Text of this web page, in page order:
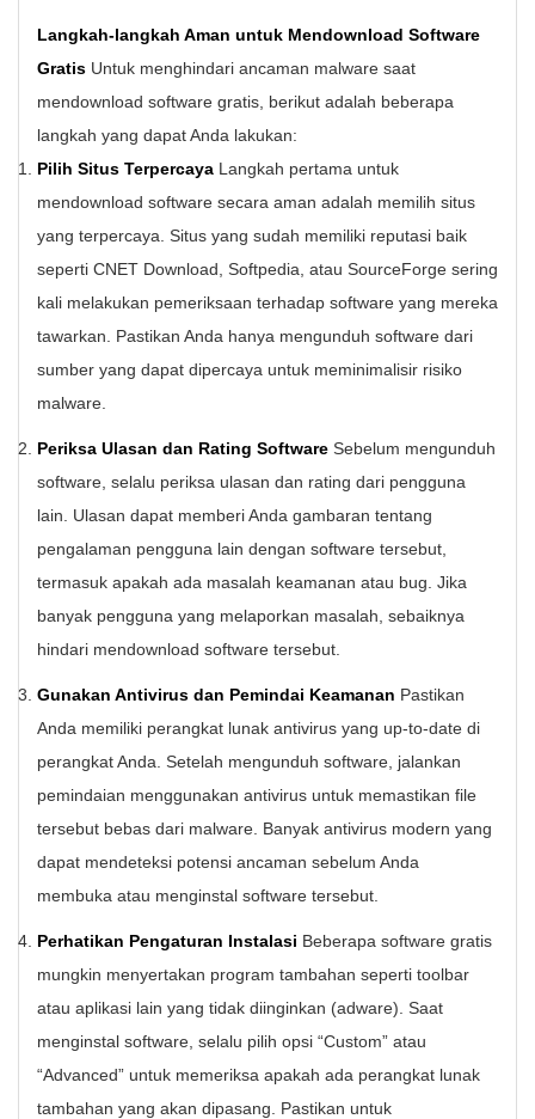
Langkah-langkah Aman untuk Mendownload Software
Gratis Untuk menghindari ancaman malware saat
mendownload software gratis, berikut adalah beberapa
langkah yang dapat Anda lakukan:
Pilih Situs Terpercaya Langkah pertama untuk
mendownload software secara aman adalah memilih situs
yang terpercaya. Situs yang sudah memiliki reputasi baik
seperti CNET Download, Softpedia, atau SourceForge sering
kali melakukan pemeriksaan terhadap software yang mereka
tawarkan. Pastikan Anda hanya mengunduh software dari
sumber yang dapat dipercaya untuk meminimalisir risiko
malware.
Periksa Ulasan dan Rating Software Sebelum mengunduh
software, selalu periksa ulasan dan rating dari pengguna
lain. Ulasan dapat memberi Anda gambaran tentang
pengalaman pengguna lain dengan software tersebut,
termasuk apakah ada masalah keamanan atau bug. Jika
banyak pengguna yang melaporkan masalah, sebaiknya
hindari mendownload software tersebut.
Gunakan Antivirus dan Pemindai Keamanan Pastikan
Anda memiliki perangkat lunak antivirus yang up-to-date di
perangkat Anda. Setelah mengunduh software, jalankan
pemindaian menggunakan antivirus untuk memastikan file
tersebut bebas dari malware. Banyak antivirus modern yang
dapat mendeteksi potensi ancaman sebelum Anda
membuka atau menginstal software tersebut.
Perhatikan Pengaturan Instalasi Beberapa software gratis
mungkin menyertakan program tambahan seperti toolbar
atau aplikasi lain yang tidak diinginkan (adware). Saat
menginstal software, selalu pilih opsi “Custom” atau
“Advanced” untuk memeriksa apakah ada perangkat lunak
tambahan yang akan dipasang. Pastikan untuk